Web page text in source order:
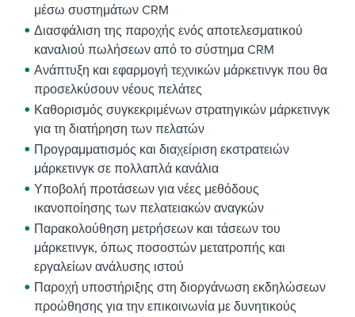
μέσω συστημάτων CRM
Διασφάλιση της παροχής ενός αποτελεσματικού
καναλιού πωλήσεων από το σύστημα CRM
Ανάπτυξη και εφαρμογή τεχνικών μάρκετινγκ που θα
προσελκύσουν νέους πελάτες
Καθορισμός συγκεκριμένων στρατηγικών μάρκετινγκ
για τη διατήρηση των πελατών
Προγραμματισμός και διαχείριση εκστρατειών
μάρκετινγκ σε πολλαπλά κανάλια
Υποβολή προτάσεων για νέες μεθόδους
ικανοποίησης των πελατειακών αναγκών
Παρακολούθηση μετρήσεων και τάσεων του
μάρκετινγκ, όπως ποσοστών μετατροπής και
εργαλείων ανάλυσης ιστού
Παροχή υποστήριξης στη διοργάνωση εκδηλώσεων
προώθησης για την επικοινωνία με δυνητικούς